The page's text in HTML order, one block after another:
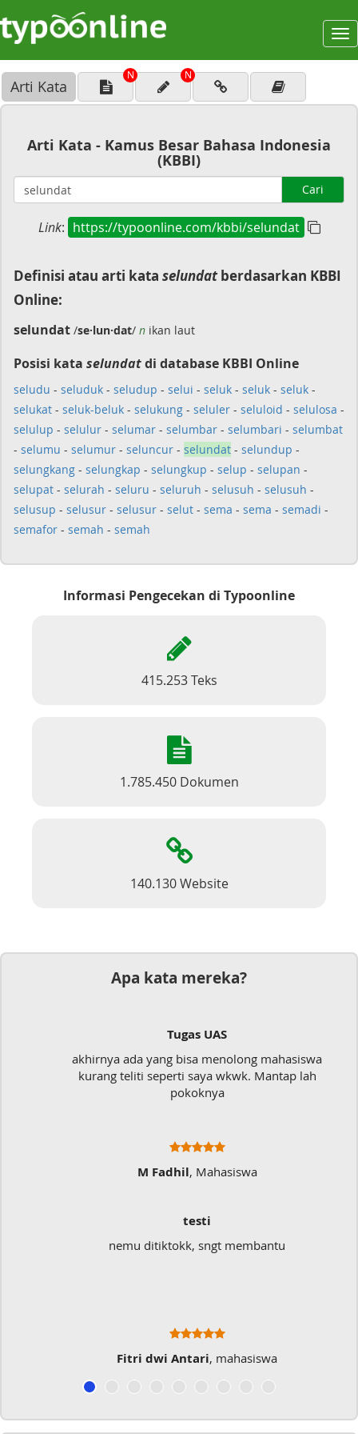
Arti Kata
N N
Arti Kata - Kamus Besar Bahasa Indonesia
(KBBI)
Cari
Link: https://typoonline.com/kbbi/selundat
Definisi atau arti kata selundatberdasarkan KBBI
Online:
selundat /se·lun·dat/ n ikan laut
Posisi kata selundatdi database KBBI Online
seludu - seluduk - seludup - selui - seluk - seluk - seluk -
selukat - seluk-beluk - selukung - seluler - seluloid - selulosa -
selulup - selulur - selumar - selumbar - selumbari - selumbat
- selumu - selumur - seluncur - selundat - selundup -
selungkang - selungkap - selungkup - selup - selupan -
selupat - selurah - seluru - seluruh - selusuh - selusuh -
selusup - selusur - selusur - selut - sema - sema - semadi -
semafor - semah - semah
Informasi Pengecekan di Typoonline
415.253 Teks
1.785.450 Dokumen
140.130 Website
Apa kata mereka?
Tugas UAS
akhirnya ada yang bisa menolong mahasiswa
kurang teliti seperti saya wkwk. Mantap lah
pokoknya
M Fadhil, Mahasiswa
testi
nemu ditiktokk, sngt membantu
Fitri dwi Antari, mahasiswa